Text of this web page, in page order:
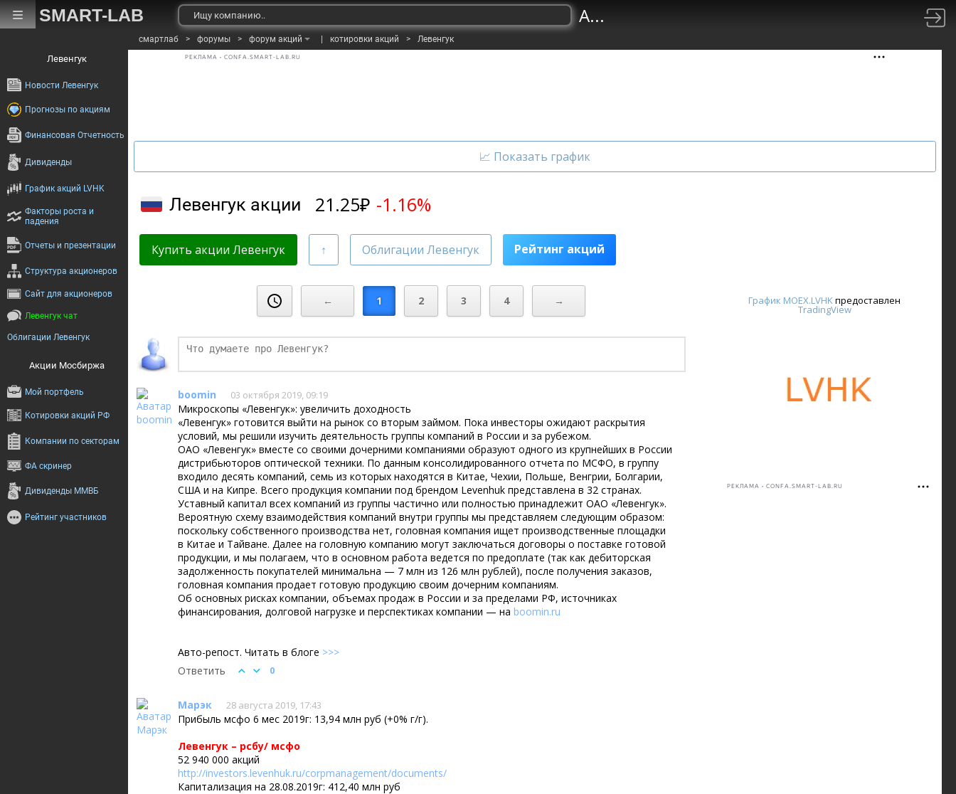
смартлаб > форумы > форум акций котировки акций > Левенгук
РЕКЛАМА • CONFA.SMART-LAB.RU
Левенгук акции 21.25₽ -1.16%
Купить акции Левенгук
Финаме
БКС Мир Инвестиций
Облигации Левенгук Рейтинг акций
← 1 2 3 4 →
boomin 03 октября 2019, 09:19
Микроскопы «Левенгук»: увеличить доходность
«Левенгук» готовится выйти на рынок со вторым займом. Пока инвесторы ожидают раскрытия
условий, мы решили изучить деятельность группы компаний в России и за рубежом.
ОАО «Левенгук» вместе со своими дочерними компаниями образуют одного из крупнейших в России
дистрибьюторов оптической техники. По данным консолидированного отчета по МСФО, в группу
входило десять компаний, семь из которых находятся в Китае, Чехии, Польше, Венгрии, Болгарии,
США и на Кипре. Всего продукция компании под брендом Levenhuk представлена в 32 странах.
Уставный капитал всех компаний из группы частично или полностью принадлежит ОАО «Левенгук».
Вероятную схему взаимодействия компаний внутри группы мы представляем следующим образом:
поскольку собственного производства нет, головная компания ищет производственные площадки
в Китае и Тайване. Далее на головную компанию могут заключаться договоры о поставке готовой
продукции, и мы полагаем, что в основном работа ведется по предоплате (так как дебиторская
задолженность покупателей минимальна — 7 млн из 126 млн рублей), после получения заказов,
головная компания продает готовую продукцию своим дочерним компаниям.
Об основных рисках компании, объемах продаж в России и за пределами РФ, источниках
финансирования, долговой нагрузке и перспектиках компании — на boomin.ru
Авто-репост. Читать в блоге >>>
Ответить
0
Марэк 28 августа 2019, 17:43
Прибыль мсфо 6 мес 2019г: 13,94 млн руб (+0% г/г).
Левенгук – рсбу/ мсфо
52 940 000 акций
http://investors.levenhuk.ru/corpmanagement/documents/
Капитализация на 28.08.2019г: 412,40 млн руб
График MOEX.LVHKпредоставлен
TradingView
РЕКЛАМА • CONFA.SMART-LAB.RU
Левенгук
Новости Левенгук
Прогнозы по акциям
Финансовая Отчетность
Дивиденды
График акций LVHK
Факторы роста и
падения
Отчеты и презентации
Структура акционеров
Сайт для акционеров
Левенгук чат
Облигации Левенгук
Акции Мосбиржа
Мой портфель
Котировки акций РФ
Компании по секторам
ФА скринер
Дивиденды ММВБ
Рейтинг участников
SMART-LAB A...